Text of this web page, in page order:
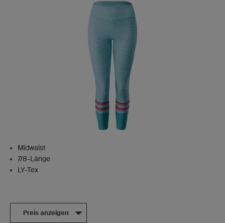
Midwaist
7/8-Länge
LY-Tex
Preis anzeigen